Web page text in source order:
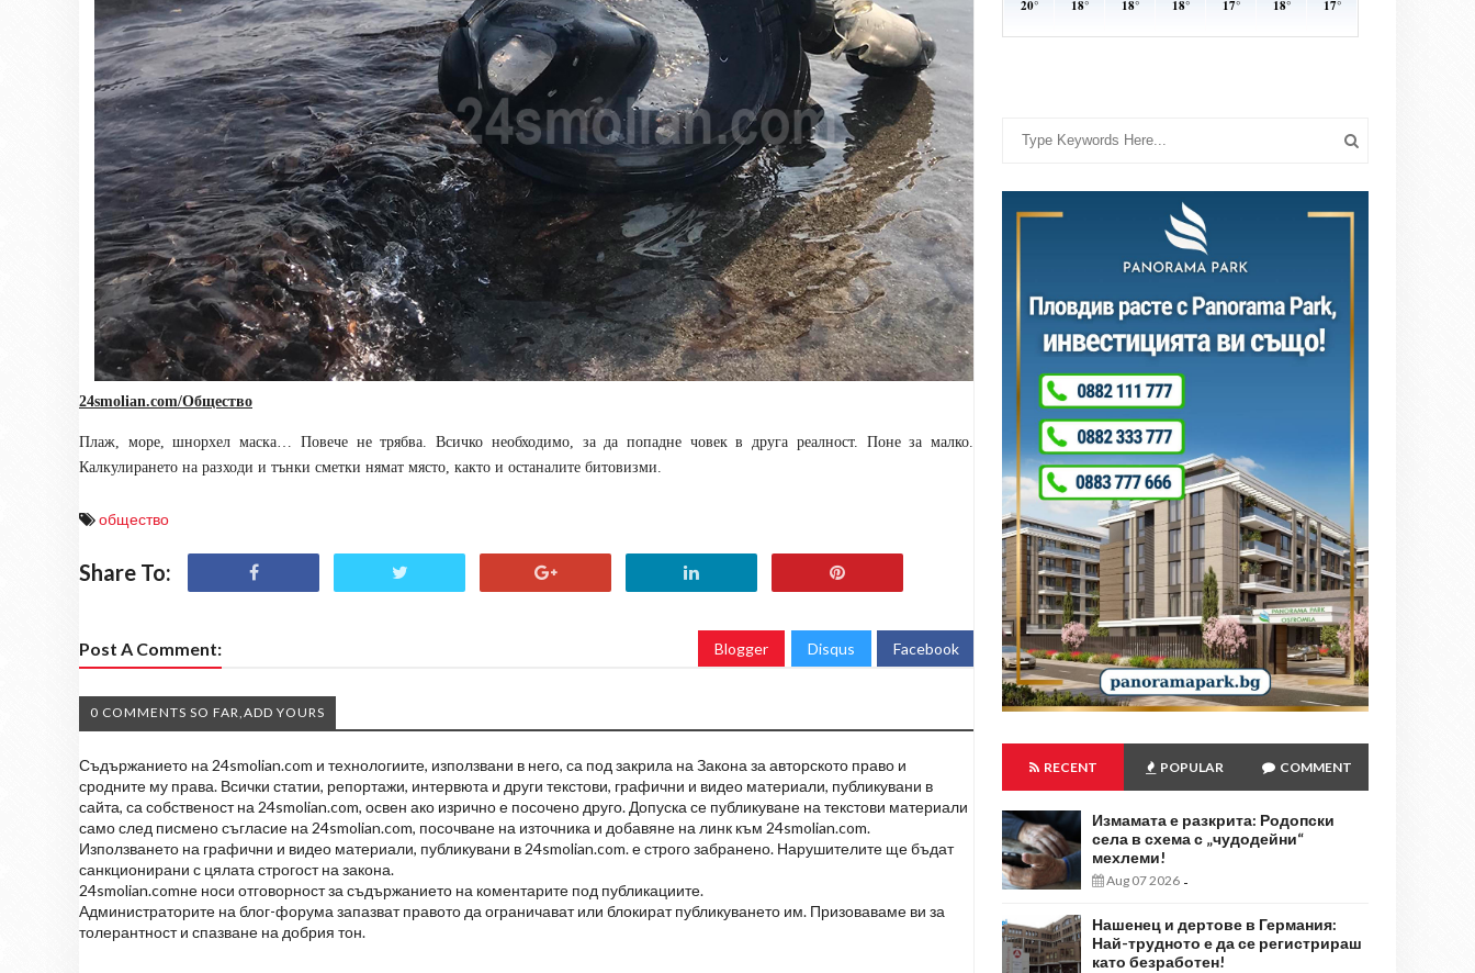
24smolian.com/Общество
Плаж, море, шнорхел маска… Повече не трябва. Всичко необходимо, за да попадне човек в друга реалност. Поне за малко.
Калкулирането на разходи и тънки сметки нямат място, както и останалите битовизми.
общество
Share To:
Post A Comment: Blogger Disqus Facebook
0 COMMENTS SO FAR,ADD YOURS
Съдържанието на 24smolian.com и технологиите, използвани в него, са под закрила на Закона за авторското право и
сродните му права. Всички статии, репортажи, интервюта и други текстови, графични и видео материали, публикувани в
сайта, са собственост на 24smolian.com, освен ако изрично е посочено друго. Допуска се публикуване на текстови материали
само след писмено съгласие на 24smolian.com, посочване на източника и добавяне на линк към 24smolian.com.
Използването на графични и видео материали, публикувани в 24smolian.com. е строго забранено. Нарушителите ще бъдат
санкционирани с цялата строгост на закона.
24smolian.comне носи отговорност за съдържанието на коментарите под публикациите.
Администраторите на блог-форума запазват правото да ограничават или блокират публикуването им. Призоваваме ви за
толерантност и спазване на добрия тон.
RECENT POPULAR COMMENT
Измамата е разкрита: Родопски
села в схема с „чудодейни“
мехлеми!
Aug 07 2026 -
Нашенец и дертове в Германия:
Най-трудното е да се регистрираш
като безработен!